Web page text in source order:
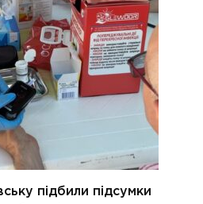
підбили підсумки